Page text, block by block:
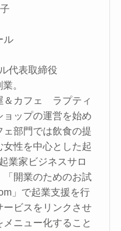
ル
代表取締役
。
＆カフェ ラプティ
ップの運営を始め
ェ部門では飲食の提
性を中心とした起
業家ビジネスサロ
「開業のためのお試
」で起業支援を行
ービスをリンクさせ
ニュー化すること